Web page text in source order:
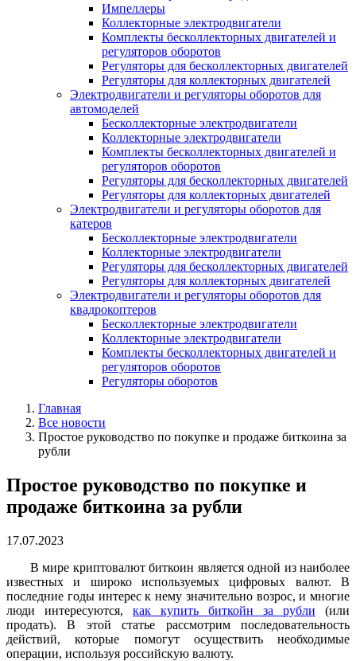
Импеллеры
Коллекторные электродвигатели
Комплекты бесколлекторных двигателей и
регуляторов оборотов
Регуляторы для бесколлекторных двигателей
Регуляторы для коллекторных двигателей
Электродвигатели и регуляторы оборотов для
автомоделей
Бесколлекторные электродвигатели
Коллекторные электродвигатели
Комплекты бесколлекторных двигателей и
регуляторов оборотов
Регуляторы для бесколлекторных двигателей
Регуляторы для коллекторных двигателей
Электродвигатели и регуляторы оборотов для
катеров
Бесколлекторные электродвигатели
Коллекторные электродвигатели
Регуляторы для бесколлекторных двигателей
Регуляторы для коллекторных двигателей
Электродвигатели и регуляторы оборотов для
квадрокоптеров
Бесколлекторные электродвигатели
Коллекторные электродвигатели
Комплекты бесколлекторных двигателей и
регуляторов оборотов
Регуляторы оборотов
Главная
Все новости
Простое руководство по покупке и продаже биткоина за
рубли
Простое руководство по покупке и
продаже биткоина за рубли
17.07.2023
В мире криптовалют биткоин является одной из наиболее
известных и широко используемых цифровых валют. В
последние годы интерес к нему значительно возрос, и многие
люди интересуются, как купить биткойн за рубли (или
продать). В этой статье рассмотрим последовательность
действий, которые помогут осуществить необходимые
операции, используя российскую валюту.